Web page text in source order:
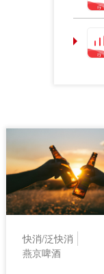
快消/泛快消
燕京啤酒